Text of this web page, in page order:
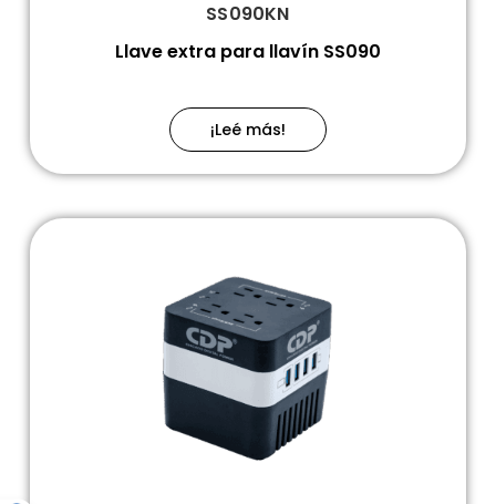
SS090KN
Llave extra para llavín SS090
¡Leé más!